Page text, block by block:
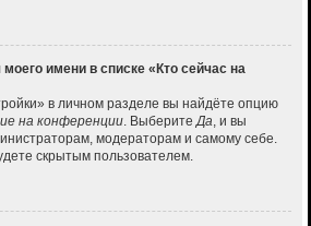
имени в списке «Кто сейчас на
в личном разделе вы найдёте опцию
на конференции. ВыберитеДа, и вы
модераторам и самому себе.
скрытым пользователем.